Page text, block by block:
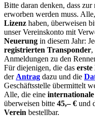
Bitte daran denken, dass
erworben werden muss.
Lizenz haben, überweisen
unser Vereinskonto mit
Neuerung in diesem Jahr:
registrierten Transponder,
Anmeldungen zu den
Für diejenigen, die das erste
der Antrag dazu und die
Geschäftsstelle übermittelt
Alle, die eine
überweisen bitte 45,– € und
Verein bestellbar.